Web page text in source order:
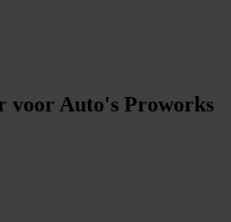
voor Auto's Proworks